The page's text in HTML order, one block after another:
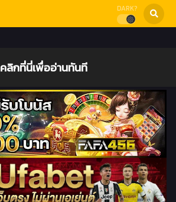
DARK?
คลิกที่นี่เพื่ออ่านทันที